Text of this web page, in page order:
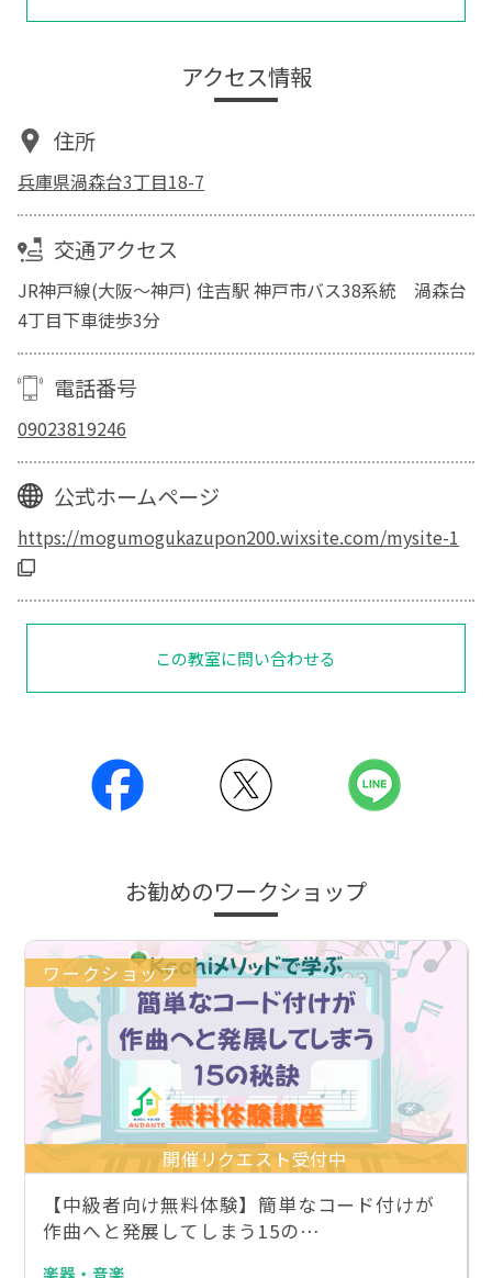
アクセス情報
住所
兵庫県渦森台3丁目18-7
交通アクセス
JR神戸線(大阪～神戸) 住吉駅 神戸市バス38系統 渦森台
4丁目下車徒歩3分
電話番号
09023819246
公式ホームページ
https://mogumogukazupon200.wixsite.com/mysite-1
この教室に問い合わせる
お勧めのワークショップ
ワークショップ
開催リクエスト受付中
【中級者向け無料体験】簡単なコード付けが
作曲へと発展してしまう15の…
楽器・音楽